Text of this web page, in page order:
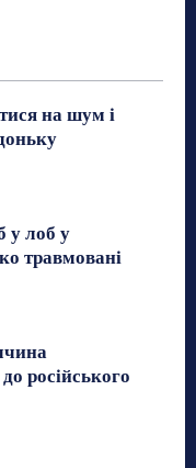
на шум і
у лоб у
травмовані
російського